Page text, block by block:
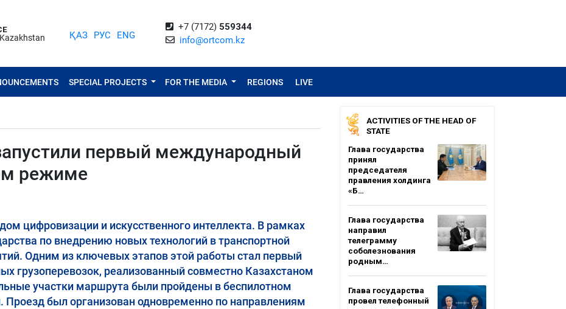
ҚАЗ РУС ENG
+7 (7172) 559344
info@ortcom.kz
SPECIAL PROJECTS FOR THE MEDIA REGIONS LIVE
первый международный
режиме
цифровизации и искусственного интеллекта. В рамках
по внедрению новых технологий в транспортной
Одним из ключевых этапов этой работы стал первый
грузоперевозок, реализованный совместно Казахстаном
участки маршрута были пройдены в беспилотном
Проезд был организован одновременно по направлениям
ACTIVITIES OF THE HEAD OF
STATE
Глава государства
принял
председателя
правления холдинга
«Б…
Глава государства
направил
телеграмму
соболезнования
родным…
Глава государства
провел телефонный